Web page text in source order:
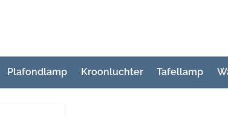
Plafondlamp Kroonluchter Tafellamp